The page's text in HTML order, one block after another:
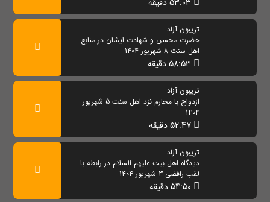
تریبون آزاد
حضرت محسن و شهادت ایشان در منابع
اهل سنت 8 شهریور 1404
تریبون آزاد
ازدواج با محارم نزد اهل سنت 5 شهریور
1404
تریبون آزاد
دیدگاه اهل بیت علیهم السلام در رابطه با
لقب رافضی 3 شهریور 1404